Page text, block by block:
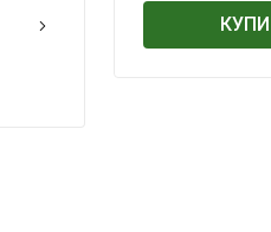
КУПИ